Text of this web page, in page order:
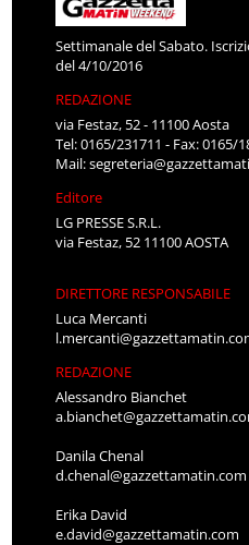
Settimanale del Sabato.
del 4/10/2016
REDAZIONE
via Festaz, 52 - 11100 Aosta
Tel: 0165/231711 - Fax: 0165/
Mail:
Editore
LG PRESSE S.R.L.
via Festaz, 52 11100 AOSTA
DIRETTORE RESPONSABILE
Luca Mercanti
REDAZIONE
Alessandro Bianchet
Danila Chenal
d.chenal@gazzettamatin.com
Erika David
e.david@gazzettamatin.com